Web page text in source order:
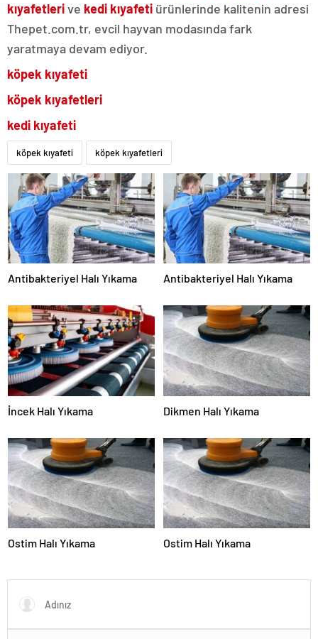
kıyafetlerive kedi kıyafeti ürünlerinde kalitenin adresi
Thepet.com.tr, evcil hayvan modasında fark
yaratmaya devam ediyor.
köpek kıyafeti
köpek kıyafetleri
kedi kıyafeti
köpek kıyafeti köpek kıyafetleri
Antibakteriyel Halı Yıkama Antibakteriyel Halı Yıkama
İncek Halı Yıkama Dikmen Halı Yıkama
Ostim Halı Yıkama Ostim Halı Yıkama